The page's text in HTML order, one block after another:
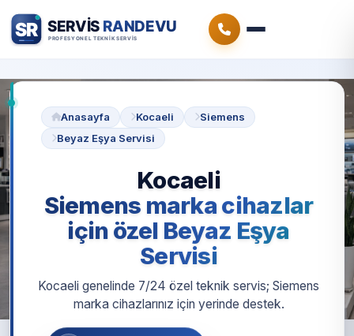
Anasayfa Kocaeli
Siemens
Beyaz Eşya Servisi
Kocaeli
Siemens marka cihazlar
için özel Beyaz Eşya
Servisi
Kocaeli genelinde 7/24 özel teknik servis; Siemens
marka cihazlarınız için yerinde destek.